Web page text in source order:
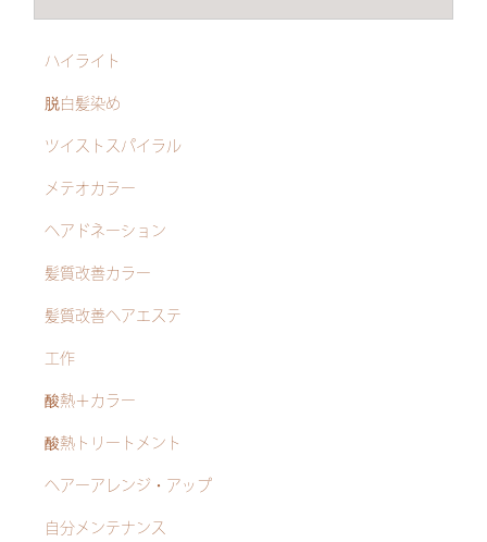
ハイライト
脱白髪染め
ツイストスパイラル
メテオカラー
ヘアドネーション
髪質改善カラー
髪質改善ヘアエステ
工作
酸熱＋カラー
酸熱トリートメント
ヘアーアレンジ・アップ
自分メンテナンス